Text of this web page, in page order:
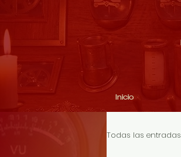
Inicio
Todas las entradas